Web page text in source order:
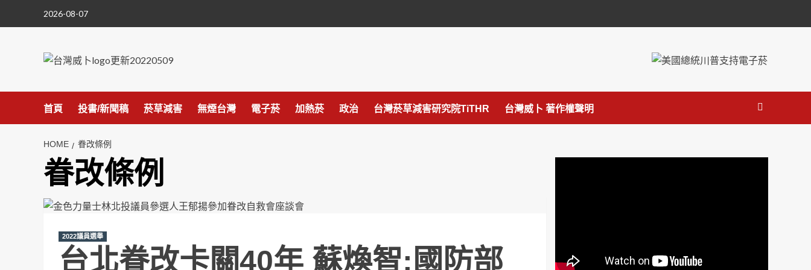
2026-08-07
首頁 投書/新聞稿 菸草減害 無煙台灣 電子菸 加熱菸 政治 台灣菸草減害研究院TiTHR 台灣威卜 著作權聲明
HOME 眷改條例
眷改條例
2022議員選舉
台北眷改卡關40年 蘇煥智:國防部